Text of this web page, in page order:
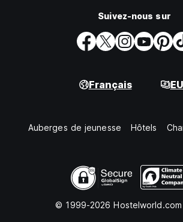
Suivez-nous sur
Français
Auberges de jeunesse Hôtels
© 1999-2026 Hostelworld.com